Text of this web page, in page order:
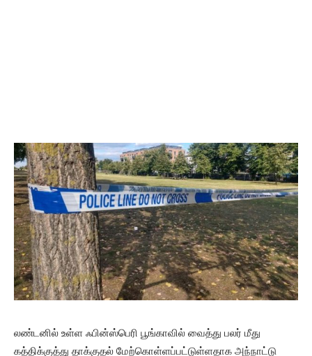
லண்டனில் உள்ள ஃபின்ஸ்பெரி பூங்காவில் வைத்து பலர் மீது
கத்திக்குத்து தாக்குதல் மேற்கொள்ளப்பட்டுள்ளதாக அந்நாட்டு